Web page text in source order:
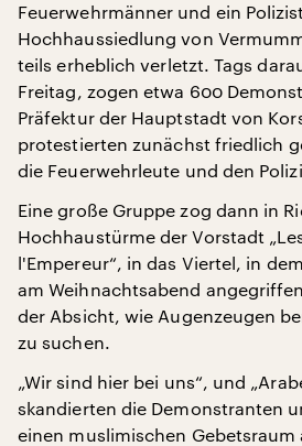
Feuerwehrmänner und ein
Hochhaussiedlung von
teils erheblich verletzt. Tags
Freitag, zogen etwa 600
Präfektur der Hauptstadt von
protestierten zunächst friedlich
die Feuerwehrleute und den
Eine große Gruppe zog dann in
Hochhaustürme der Vorstadt
l'Empereur“, in das Viertel, in
am Weihnachtsabend
der Absicht, wie Augenzeugen
zu suchen.
„Wir sind hier bei uns“, und
skandierten die Demonstranten
einen muslimischen Gebetsraum